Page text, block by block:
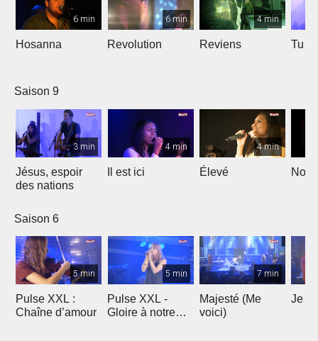
6 min
Hosanna
6 min
Revolution
4 min
Reviens Tu
Saison 9
3 min
Jésus, espoir
des nations
4 min
Il est ici
4 min
Élevé
Saison 6
5 min
Pulse XXL :
Chaîne d’amour
5 min
Pulse XXL -
Gloire à notre
7 min
Majesté (Me
voici)
Je te